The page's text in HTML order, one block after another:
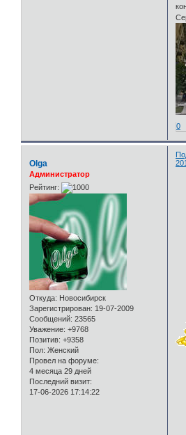
0
Olga
Администратор
Рейтинг:
Откуда: Новосибирск
Зарегистрирован: 19-07-2009
Сообщений: 23565
Уважение: +9768
Позитив: +9358
Пол: Женский
Провел на форуме:
4 месяца 29 дней
Последний визит:
17-06-2026 17:14:22